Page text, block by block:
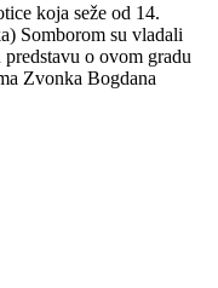
koja seže od 14.
Somborom su vladali
o ovom gradu
Zvonka Bogdana